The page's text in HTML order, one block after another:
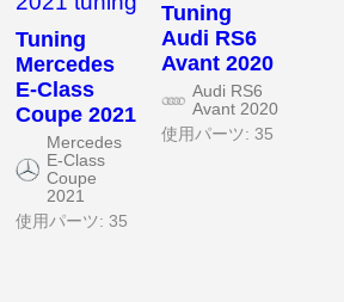
Tuning
Mercedes
E-Class
Coupe 2021
Mercedes
E-Class
Coupe
2021
使用パーツ: 35
Tuning
Audi RS6
Avant 2020
Audi RS6
Avant 2020
使用パーツ: 35